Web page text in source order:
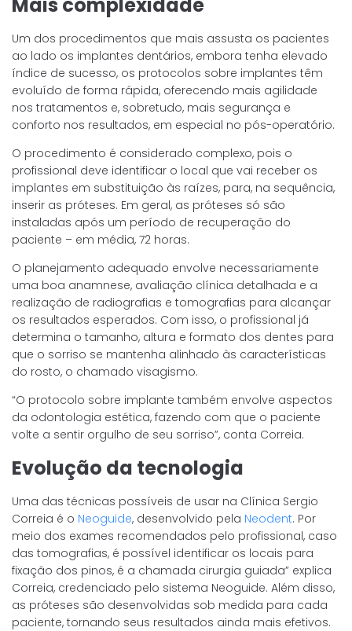
Um dos procedimentos que mais assusta os pacientes
ao lado os implantes dentários, embora tenha elevado
índice de sucesso, os protocolos sobre implantes têm
evoluído de forma rápida, oferecendo mais agilidade
nos tratamentos e, sobretudo, mais segurança e
conforto nos resultados, em especial no pós-operatório.
O procedimento é considerado complexo, pois o
profissional deve identificar o local que vai receber os
implantes em substituição às raízes, para, na sequência,
inserir as próteses. Em geral, as próteses só são
instaladas após um período de recuperação do
paciente – em média, 72 horas.
O planejamento adequado envolve necessariamente
uma boa anamnese, avaliação clínica detalhada e a
realização de radiografias e tomografias para alcançar
os resultados esperados. Com isso, o profissional já
determina o tamanho, altura e formato dos dentes para
que o sorriso se mantenha alinhado às características
do rosto, o chamado visagismo.
“O protocolo sobre implante também envolve aspectos
da odontologia estética, fazendo com que o paciente
volte a sentir orgulho de seu sorriso”, conta Correia.
Evolução da tecnologia
Uma das técnicas possíveis de usar na Clínica Sergio
Correia é o Neoguide, desenvolvido pela Neodent. Por
meio dos exames recomendados pelo profissional, caso
das tomografias, é possível identificar os locais para
fixação dos pinos, é a chamada cirurgia guiada” explica
Correia, credenciado pelo sistema Neoguide. Além disso,
as próteses são desenvolvidas sob medida para cada
paciente, tornando seus resultados ainda mais efetivos.